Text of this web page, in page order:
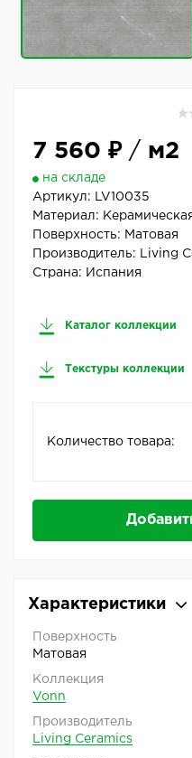
7 560 ₽/ м2
на складе
Артикул:
LV10035
Материал:
Поверхность: Матовая
Производитель:
Living
Страна: Испания
Каталог коллекции
Текстуры коллекции
Количество товара:
Характеристики
Поверхность
Матовая
Коллекция
Vonn
Производитель
Living Ceramics